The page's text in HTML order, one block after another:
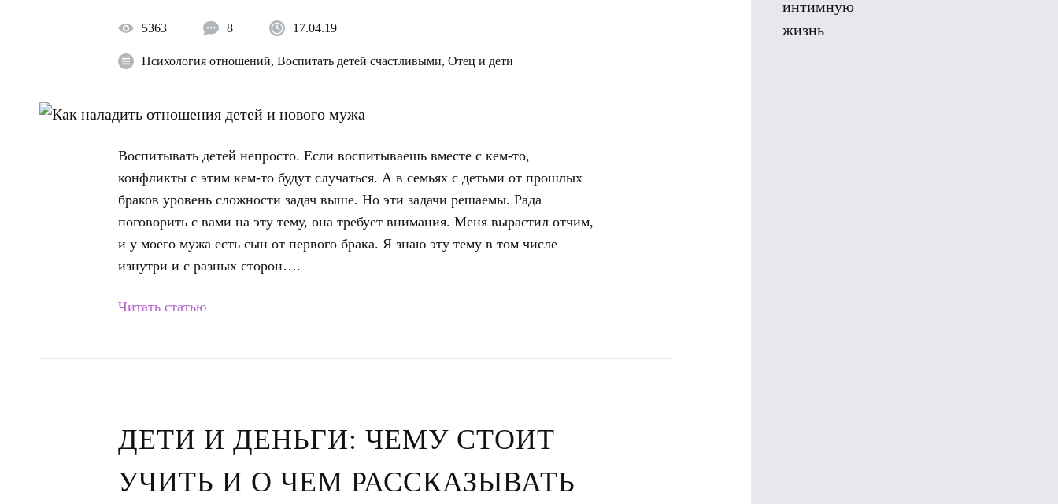
5363 8 17.04.19
Психология отношений, Воспитать детей счастливыми, Отец и дети
Воспитывать детей непросто. Если воспитываешь вместе с кем-то,
конфликты с этим кем-то будут случаться. А в семьях с детьми от прошлых
браков уровень сложности задач выше. Но эти задачи решаемы. Рада
поговорить с вами на эту тему, она требует внимания. Меня вырастил отчим,
и у моего мужа есть сын от первого брака. Я знаю эту тему в том числе
изнутри и с разных сторон….
Читать статью
ДЕТИ И ДЕНЬГИ: ЧЕМУ СТОИТ
УЧИТЬ И О ЧЕМ РАССКАЗЫВАТЬ